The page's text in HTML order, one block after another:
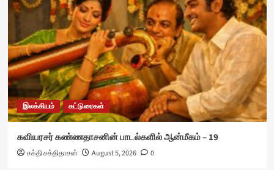
இலக்கியம் கட்டுரைகள்
கவியரசர் கண்ணதாசனின் பாடல்களில் ஆன்மீகம் – 19
சக்தி சக்திதாசன் August 5, 2026 0